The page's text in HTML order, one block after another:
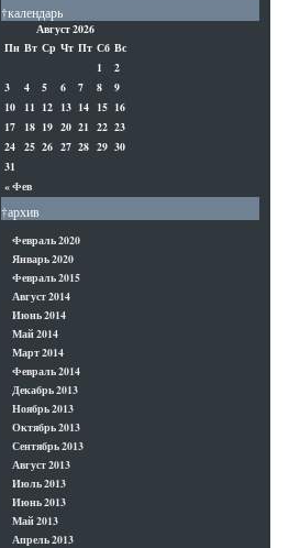
†календарь
Август 2026
Пн Вт Ср Чт Пт Сб Вс
« Фев
1
2
3
4 5 6 7 8
9
10
11 12 13 14 15 16
17
18 19 20 21 22 23
24 25 26 27 28 29 30
31
†архив
Февраль 2020
Январь 2020
Февраль 2015
Август 2014
Июнь 2014
Май 2014
Март 2014
Февраль 2014
Декабрь 2013
Ноябрь 2013
Октябрь 2013
Сентябрь 2013
Август 2013
Июль 2013
Июнь 2013
Май 2013
Апрель 2013